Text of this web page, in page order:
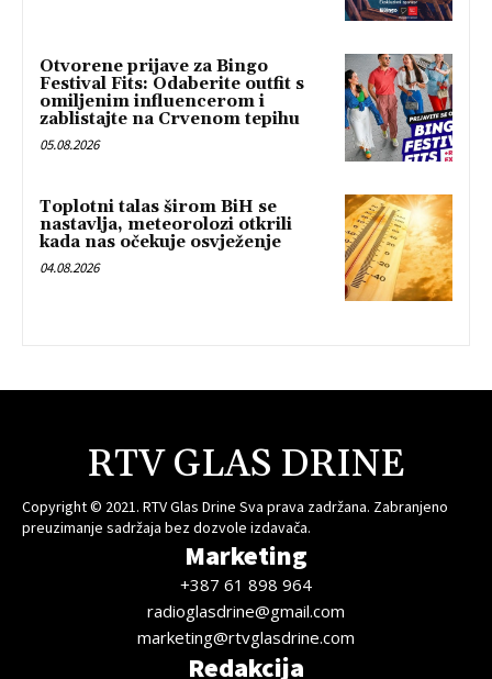
Otvorene prijave za Bingo
Festival Fits: Odaberite outfit s
omiljenim influencerom i
zablistajte na Crvenom tepihu
05.08.2026
Toplotni talas širom BiH se
nastavlja, meteorolozi otkrili
kada nas očekuje osvježenje
04.08.2026
RTV GLAS DRINE
Copyright © 2021. RTV Glas Drine Sva prava zadržana. Zabranjeno
preuzimanje sadržaja bez dozvole izdavača.
Marketing
+387 61 898 964
radioglasdrine@gmail.com
marketing@rtvglasdrine.com
Redakcija